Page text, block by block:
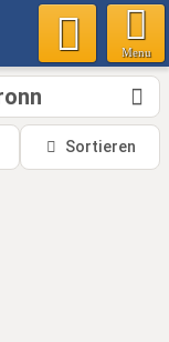
Menu
Sortieren